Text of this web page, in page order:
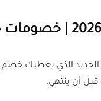
أن ينتهي.